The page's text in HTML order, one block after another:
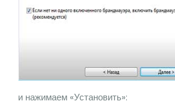
и нажимаем «Установить»: